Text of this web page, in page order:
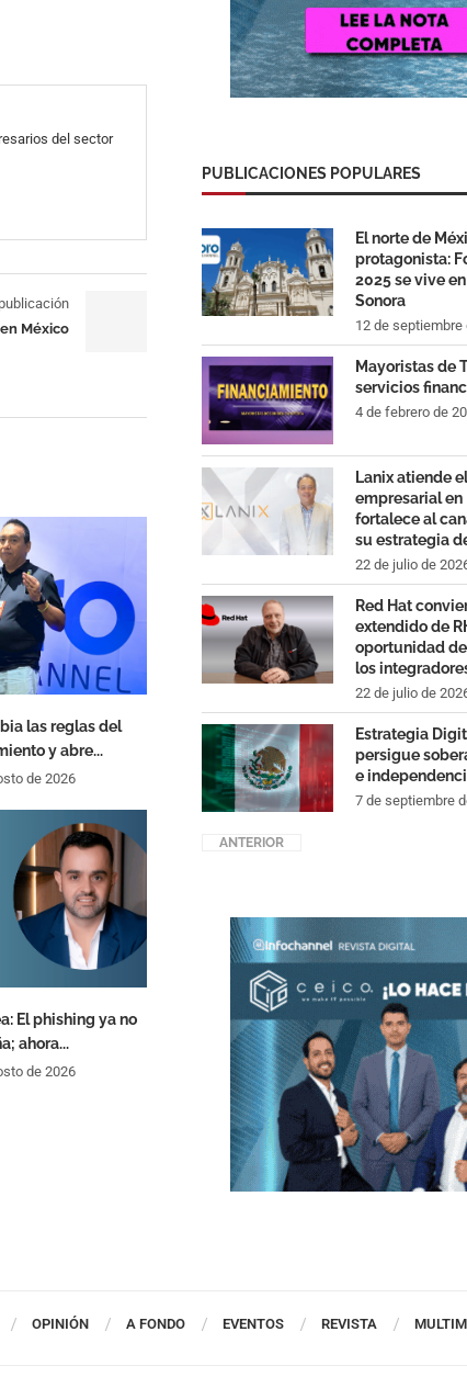
del sector
México
las reglas del
y abre...
de 2026
El phishing ya no
ahora...
de 2026
PUBLICACIONES POPULARES
El norte de
protagonista:
2025 se vive
Sonora
12 de septiembre
Mayoristas de
servicios
4 de febrero de
Lanix atiende
empresarial en
fortalece al
su estrategia
22 de julio de
Red Hat
extendido de
oportunidad
los
22 de julio de
Estrategia
persigue
e
7 de septiembre
ANTERIOR
OPINIÓN A FONDO EVENTOS REVISTA